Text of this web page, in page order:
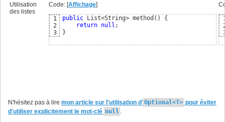
Utilisation
des listes
Code: [Affichage]
1
2
3
public List<String> method ( )
{
return null
}
N'hésitez pas à lire mon article sur l'utilisation d'Optional<T> pour éviter
d'utiliser explicitement le mot-clé null .